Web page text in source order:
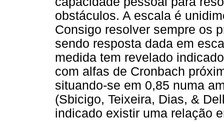
obstáculos. A escala é
Consigo resolver sempre os
sendo resposta dada em
medida tem revelado
com alfas de Cronbach
situando-se em 0,85 numa
(Sbicigo, Teixeira, Dias, &
indicado existir uma relação